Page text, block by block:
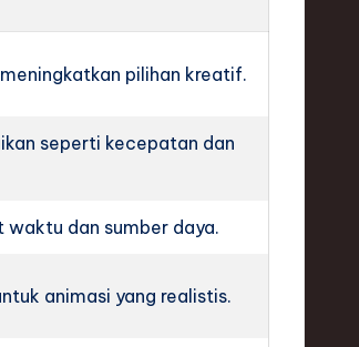
pilihan kreatif.
seperti kecepatan dan
waktu dan sumber daya.
animasi yang realistis.